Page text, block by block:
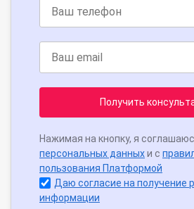
Получить
Нажимая на кнопку, я
персональных данныхи с
пользования Платформой
Даю согласие на получение
информации